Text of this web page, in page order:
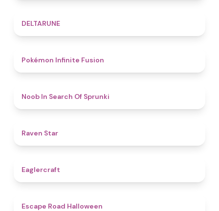
DELTARUNE
Pokémon Infinite Fusion
Noob In Search Of Sprunki
Raven Star
Eaglercraft
Escape Road Halloween